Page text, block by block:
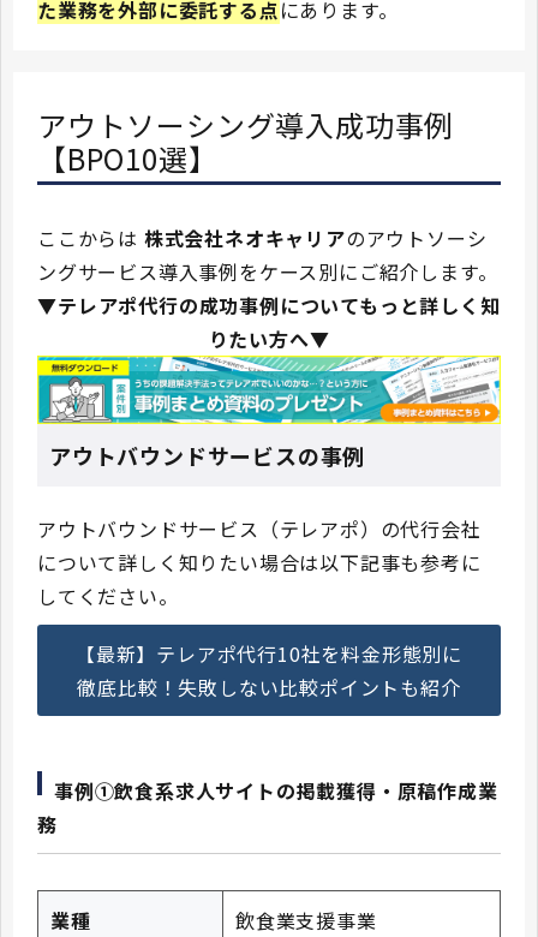
た業務を外部に委託する点 にあります。
アウトソーシング導入成功事例
【BPO10選】
ここからは 株式会社ネオキャリアのアウトソーシ
ングサービス導入事例をケース別にご紹介します。
▼テレアポ代行の成功事例についてもっと詳しく知
りたい方へ▼
アウトバウンドサービスの事例
アウトバウンドサービス（テレアポ）の代行会社
について詳しく知りたい場合は以下記事も参考に
してください。
【最新】テレアポ代行10社を料金形態別に
徹底比較！失敗しない比較ポイントも紹介
事例①飲食系求人サイトの掲載獲得・原稿作成業
務
業種 飲食業支援事業